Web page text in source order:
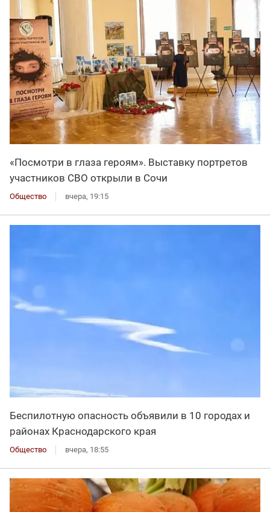
«Посмотри в глаза героям». Выставку портретов
участников СВО открыли в Сочи
Общество вчера, 19:15
Беспилотную опасность объявили в 10 городах и
районах Краснодарского края
Общество вчера, 18:55